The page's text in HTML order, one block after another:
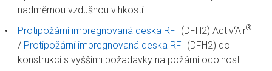
nadměrnou vzdušnou vlhkostí
Protipožární impregnovaná deska RFI (DFH2) Activ‘Air®
/ Protipožární impregnovaná deska RFI (DFH2) do
konstrukcí s vyššími požadavky na požární odolnost